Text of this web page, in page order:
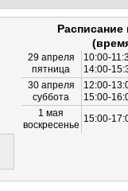
29 апреля
пятница
10:00-
14:00-
30 апреля
суббота
12:00-
15:00-
1 мая
воскресенье
15:00-